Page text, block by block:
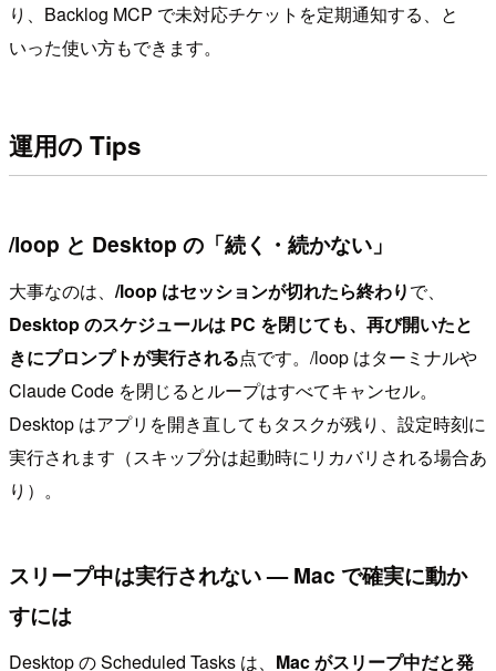
り、Backlog MCP で未対応チケットを定期通知する、と
いった使い方もできます。
運用の Tips
/loop と Desktop の「続く・続かない」
大事なのは、 /loop はセッションが切れたら終わりで、
Desktop のスケジュールは PC を閉じても、再び開いたと
きにプロンプトが実行される点です。/loop はターミナルや
Claude Code を閉じるとループはすべてキャンセル。
Desktop はアプリを開き直してもタスクが残り、設定時刻に
実行されます（スキップ分は起動時にリカバリされる場合あ
り）。
スリープ中は実行されない — Mac で確実に動か
すには
Desktop の Scheduled Tasks は、 Mac がスリープ中だと発